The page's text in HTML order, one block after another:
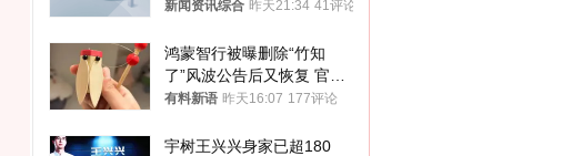
新闻资讯综合 昨天21:34 41评论
鸿蒙智行被曝删除“竹知
了”风波公告后又恢复 官媒
曾力挺：劝华为要大度的，
有料新语 昨天16:07 177评论
宇树王兴兴身家已超180